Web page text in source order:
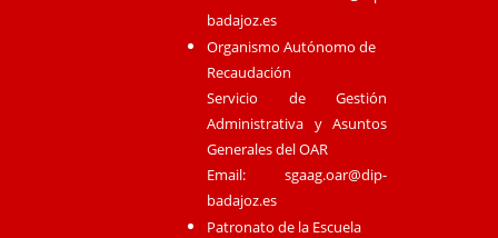
badajoz.es
Organismo Autónomo de
Recaudación
Servicio de Gestión
Administrativa y Asuntos
Generales del OAR
Email:sgaag.oar@dip-
badajoz.es
Patronato de la Escuela